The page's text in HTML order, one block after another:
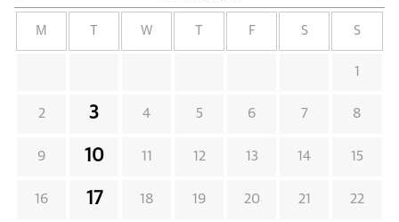
M W F S S
1
2 3 4 5 6 7 8
9 10 11 12 13 14 15
16 17 18 19 20 21 22